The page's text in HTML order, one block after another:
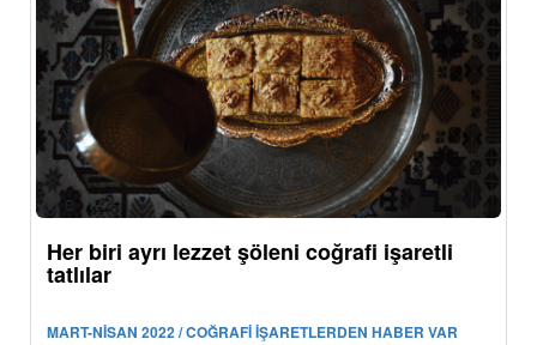
Her biri ayrı lezzet şöleni coğrafi işaretli
tatlılar
MART-NİSAN 2022 / COĞRAFİ İŞARETLERDEN HABER VAR